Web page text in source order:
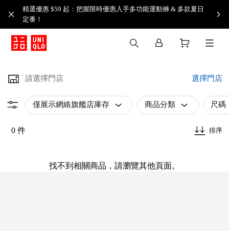
精選優惠 $59 起：把握限時優惠入手多功能運動褲 & 多款夏日
定番！​
請選擇門店 選擇門店
僅展示網絡旗艦店庫存 商品分類 尺碼
0 件 排序
找不到相關商品，請瀏覽其他頁面。